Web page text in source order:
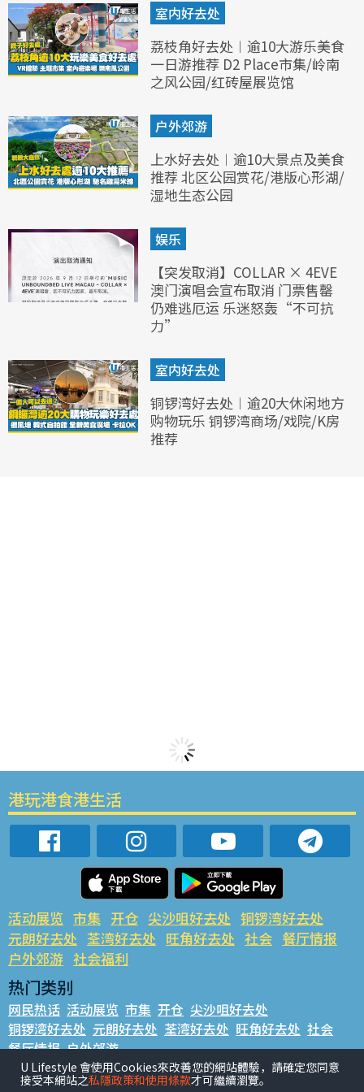
室内好去处
荔枝角好去处︱逾10大游乐美食
一日游推荐 D2 Place市集/岭南
之风公园/红砖屋展览馆
户外郊游
上水好去处︱逾10大景点及美食
推荐 北区公园赏花/港版心形湖/
湿地生态公园
娱乐
【突发取消】COLLAR × 4EVE
澳门演唱会宣布取消 门票售罄
仍难逃厄运 乐迷怒轰“不可抗
力”
室内好去处
铜锣湾好去处︱逾20大休闲地方
购物玩乐 铜锣湾商场/戏院/K房
推荐
港玩港食港生活
活动展览 市集 开仓 尖沙咀好去处 铜锣湾好去处
元朗好去处 荃湾好去处 旺角好去处 社会 餐厅情报
户外郊游 社会福利
热门类别
网民热话 活动展览 市集 开仓 尖沙咀好去处
铜锣湾好去处 元朗好去处 荃湾好去处 旺角好去处 社会
餐厅情报 户外郊游
热门标签
U Lifestyle 會使用Cookies來改善您的網站體驗，請確定您同意
接受本網站之私隱政策和使用條款才可繼續瀏覽。